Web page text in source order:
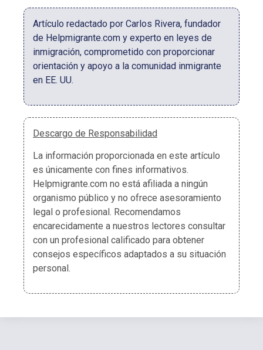
Artículo redactado por Carlos Rivera, fundador
de Helpmigrante.com y experto en leyes de
inmigración, comprometido con proporcionar
orientación y apoyo a la comunidad inmigrante
en EE. UU.
Descargo de Responsabilidad
La información proporcionada en este artículo
es únicamente con fines informativos.
Helpmigrante.com no está afiliada a ningún
organismo público y no ofrece asesoramiento
legal o profesional. Recomendamos
encarecidamente a nuestros lectores consultar
con un profesional calificado para obtener
consejos específicos adaptados a su situación
personal.